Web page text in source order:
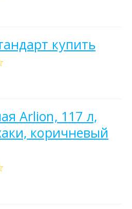
купить
Arlion, 117 л,
коричневый